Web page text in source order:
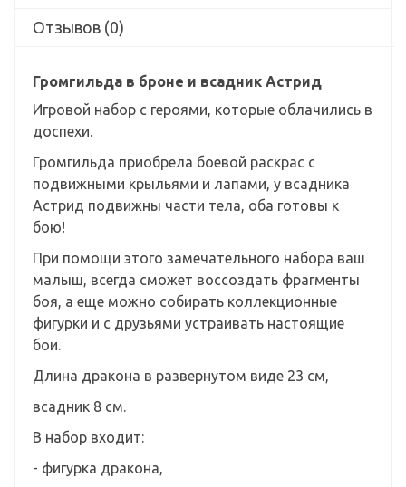
Отзывов (0)
Громгильда в броне и всадник Астрид
Игровой набор с героями, которые облачились в
доспехи.
Громгильда приобрела боевой раскрас с
подвижными крыльями и лапами, у всадника
Астрид подвижны части тела, оба готовы к
бою!
При помощи этого замечательного набора ваш
малыш, всегда сможет воссоздать фрагменты
боя, а еще можно собирать коллекционные
фигурки и с друзьями устраивать настоящие
бои.
Длина дракона в развернутом виде 23 см,
всадник 8 см.
В набор входит:
- фигурка дракона,